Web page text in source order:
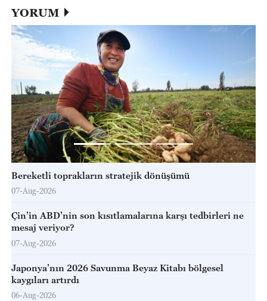
YORUM
Bereketli toprakların stratejik dönüşümü
07-Aug-2026
Çin’in ABD’nin son kısıtlamalarına karşı tedbirleri ne
mesaj veriyor?
07-Aug-2026
Japonya’nın 2026 Savunma Beyaz Kitabı bölgesel
kaygıları artırdı
06-Aug-2026